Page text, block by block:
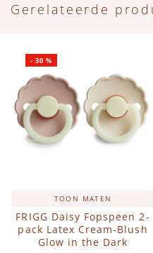
Gerelateerde
TOON MATEN
FRIGG Daisy Fopspeen 2-
pack Latex Cream-Blush
Glow in the Dark
-30 %